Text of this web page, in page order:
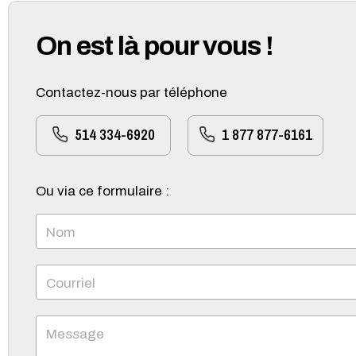
On est là pour vous !
Contactez-nous par téléphone
514 334-6920 1 877 877-6161
Ou via ce formulaire :
Nom
Courriel
Message